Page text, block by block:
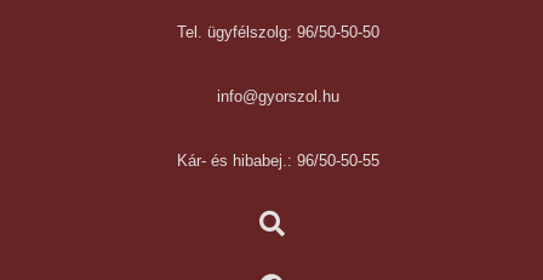
Tel. ügyfélszolg: 96/50-50-50
info@gyorszol.hu
Kár- és hibabej.: 96/50-50-55